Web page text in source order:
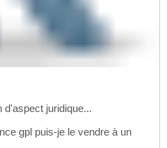
d'aspect juridique...
gpl puis-je le vendre à un